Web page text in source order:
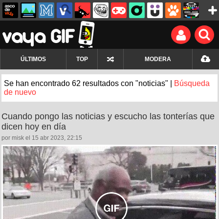
ÚLTIMOS TOP MODERA
Se han encontrado 62 resultados con "noticias" |
Búsqueda
de nuevo
Cuando pongo las noticias y escucho las tonterías que
dicen hoy en día
por misk el 15 abr 2023, 22:15